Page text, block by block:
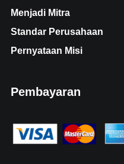
Menjadi Mitra
Standar Perusahaan
Pernyataan Misi
Pembayaran